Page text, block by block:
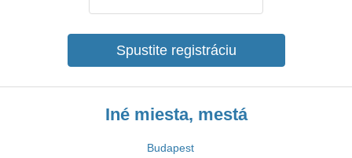
Spustite registráciu
Iné miesta, mestá
Budapest